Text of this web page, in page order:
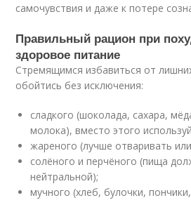
самочувствия и даже к потере
Правильный рацион при
здоровое питание
Стремящимся избавиться от
обойтись без исключения:
сладкого (шоколада, сахара,
молока), вместо этого
жареного (лучше отваривать
солёного и перчёного (пища
нейтральной);
мучного (хлеб, булочки,